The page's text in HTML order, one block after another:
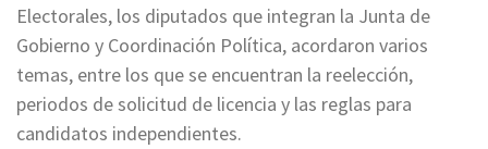
Electorales, los diputados que integran la Junta de
Gobierno y Coordinación Política, acordaron varios
temas, entre los que se encuentran la reelección,
periodos de solicitud de licencia y las reglas para
candidatos independientes.